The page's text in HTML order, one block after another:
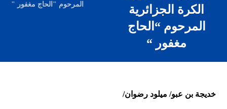
الكرة الجزائرية
المرحوم “الحاج
مغفور “
المرحوم "الحاج مغفور "
خديجة بن عبو/ ميلود رضوان/